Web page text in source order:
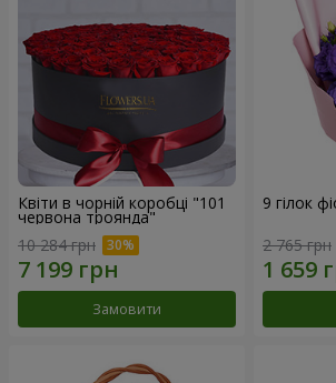
Квіти в чорній коробці "101
червона троянда"
10 284 грн
Замовити
9 гілок
2 765 грн